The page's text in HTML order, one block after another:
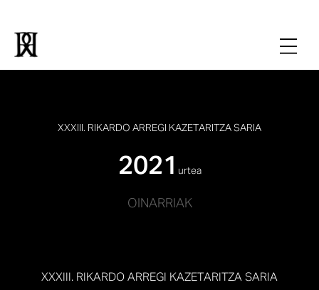
XXXIII. RIKARDO ARREGI KAZETARITZA SARIA
2021 urtea
OINARRIAK
XXXIII. RIKARDO ARREGI KAZETARITZA SARIA